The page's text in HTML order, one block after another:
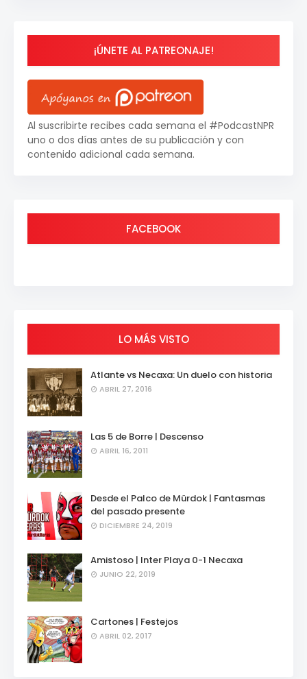
¡ÚNETE AL PATREONAJE!
Al suscribirte recibes cada semana el #PodcastNPR
uno o dos días antes de su publicación y con
contenido adicional cada semana.
FACEBOOK
LO MÁS VISTO
Atlante vs Necaxa: Un duelo con historia
ABRIL 27, 2016
Las 5 de Borre | Descenso
ABRIL 16, 2011
Desde el Palco de Mürdok | Fantasmas
del pasado presente
DICIEMBRE 24, 2019
Amistoso | Inter Playa 0-1 Necaxa
JUNIO 22, 2019
Cartones | Festejos
ABRIL 02, 2017